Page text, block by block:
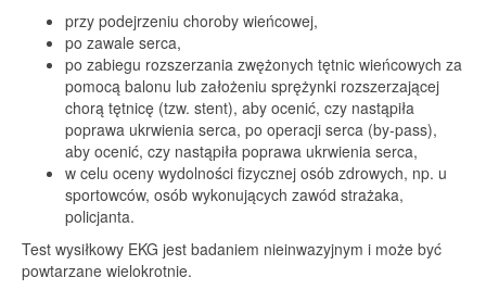
przy podejrzeniu choroby wieńcowej,
po zawale serca,
po zabiegu rozszerzania zwężonych tętnic wieńcowych za
pomocą balonu lub założeniu sprężynki rozszerzającej
chorą tętnicę (tzw. stent), aby ocenić, czy nastąpiła
poprawa ukrwienia serca, po operacji serca (by-pass),
aby ocenić, czy nastąpiła poprawa ukrwienia serca,
w celu oceny wydolności fizycznej osób zdrowych, np. u
sportowców, osób wykonujących zawód strażaka,
policjanta.
Test wysiłkowy EKG jest badaniem nieinwazyjnym i może być
powtarzane wielokrotnie.